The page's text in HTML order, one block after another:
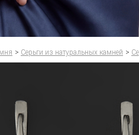
> Серьги из натуральных камней >